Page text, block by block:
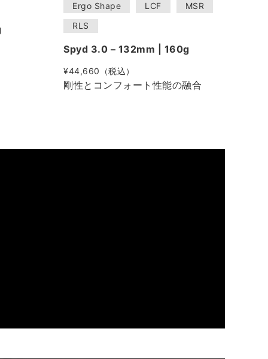
Ergo Shape LCF
MSR
RLS
Spyd 3.0 – 132mm | 160g
¥44,660（税込）
剛性とコンフォート性能の融合